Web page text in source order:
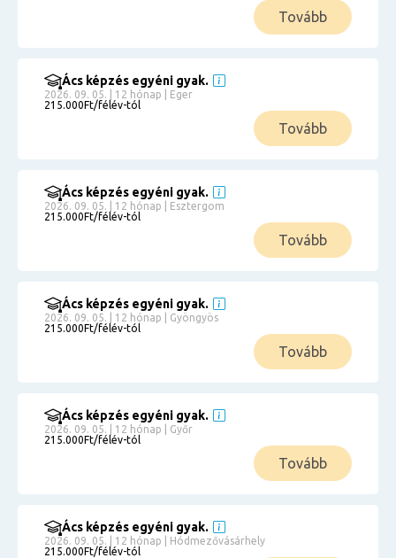
Tovább
Ács képzés egyéni gyak.
2026. 09. 05. | 12 hónap | Eger
215.000Ft/félév-tól
Tovább
Ács képzés egyéni gyak.
2026. 09. 05. | 12 hónap | Esztergom
215.000Ft/félév-tól
Tovább
Ács képzés egyéni gyak.
2026. 09. 05. | 12 hónap | Gyöngyös
215.000Ft/félév-tól
Tovább
Ács képzés egyéni gyak.
2026. 09. 05. | 12 hónap | Győr
215.000Ft/félév-tól
Tovább
Ács képzés egyéni gyak.
2026. 09. 05. | 12 hónap | Hódmezővásárhely
215.000Ft/félév-tól